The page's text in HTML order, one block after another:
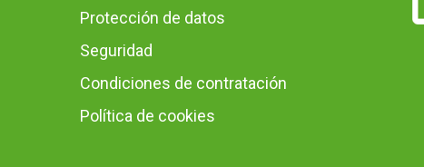
Protección de datos
Seguridad
Condiciones de contratación
Política de cookies